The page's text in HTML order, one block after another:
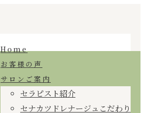
Home
お客様の声
サロンご案内
セラピスト紹介
セナカツドレナージュこだわり